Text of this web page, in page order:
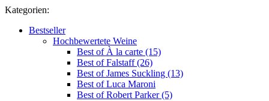
Kategorien:
Bestseller
Hochbewertete Weine
Best of À la carte (15)
Best of Falstaff (26)
Best of James Suckling (13)
Best of Luca Maroni
Best of Robert Parker (5)